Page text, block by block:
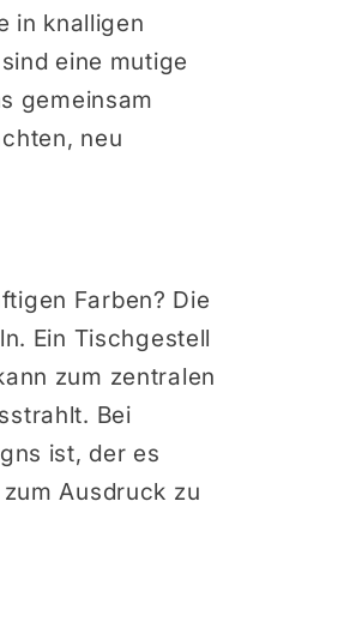
in knalligen
eine mutige
gemeinsam
neu
Farben? Die
Ein Tischgestell
zum zentralen
Bei
ist, der es
Ausdruck zu